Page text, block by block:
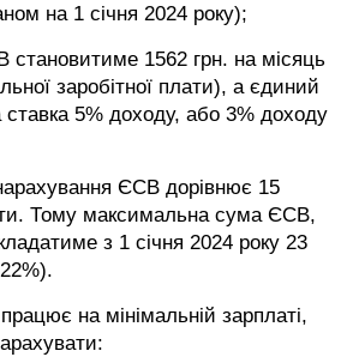
на 1 січня 2024 року);
становитиме 1562 грн. на місяць
заробітної плати), а єдиний
ставка 5% доходу, або 3% доходу
ЄСВ дорівнює 15
Тому максимальна сума ЄСВ,
з 1 січня 2024 року 23
на мінімальній зарплаті,